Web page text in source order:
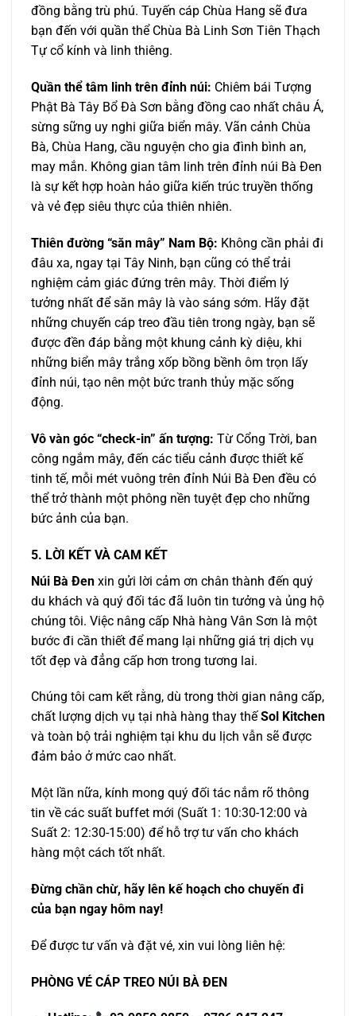
đồng bằng trù phú. Tuyến cáp Chùa Hang sẽ đưa
bạn đến với quần thể Chùa Bà Linh Sơn Tiên Thạch
Tự cổ kính và linh thiêng.
Quần thể tâm linh trên đỉnh núi: Chiêm bái Tượng
Phật Bà Tây Bổ Đà Sơn bằng đồng cao nhất châu Á,
sừng sững uy nghi giữa biển mây. Vãn cảnh Chùa
Bà, Chùa Hang, cầu nguyện cho gia đình bình an,
may mắn. Không gian tâm linh trên đỉnh núi Bà Đen
là sự kết hợp hoàn hảo giữa kiến trúc truyền thống
và vẻ đẹp siêu thực của thiên nhiên.
Thiên đường “săn mây” Nam Bộ: Không cần phải đi
đâu xa, ngay tại Tây Ninh, bạn cũng có thể trải
nghiệm cảm giác đứng trên mây. Thời điểm lý
tưởng nhất để săn mây là vào sáng sớm. Hãy đặt
những chuyến cáp treo đầu tiên trong ngày, bạn sẽ
được đền đáp bằng một khung cảnh kỳ diệu, khi
những biển mây trắng xốp bồng bềnh ôm trọn lấy
đỉnh núi, tạo nên một bức tranh thủy mặc sống
động.
Vô vàn góc “check-in” ấn tượng: Từ Cổng Trời, ban
công ngắm mây, đến các tiểu cảnh được thiết kế
tinh tế, mỗi mét vuông trên đỉnh Núi Bà Đen đều có
thể trở thành một phông nền tuyệt đẹp cho những
bức ảnh của bạn.
5. LỜI KẾT VÀ CAM KẾT
Núi Bà Đen xin gửi lời cảm ơn chân thành đến quý
du khách và quý đối tác đã luôn tin tưởng và ủng hộ
chúng tôi. Việc nâng cấp Nhà hàng Vân Sơn là một
bước đi cần thiết để mang lại những giá trị dịch vụ
tốt đẹp và đẳng cấp hơn trong tương lai.
Chúng tôi cam kết rằng, dù trong thời gian nâng cấp,
chất lượng dịch vụ tại nhà hàng thay thếSol Kitchen
và toàn bộ trải nghiệm tại khu du lịch vẫn sẽ được
đảm bảo ở mức cao nhất.
Một lần nữa, kính mong quý đối tác nắm rõ thông
tin về các suất buffet mới (Suất 1: 10:30-12:00 và
Suất 2: 12:30-15:00) để hỗ trợ tư vấn cho khách
hàng một cách tốt nhất.
Đừng chần chừ, hãy lên kế hoạch cho chuyến đi
của bạn ngay hôm nay!
Để được tư vấn và đặt vé, xin vui lòng liên hệ:
PHÒNG VÉ CÁP TREO NÚI BÀ ĐEN